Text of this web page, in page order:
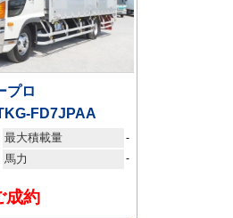
プロ
FD7JPAA
最大積載量 -
馬力 -
成約